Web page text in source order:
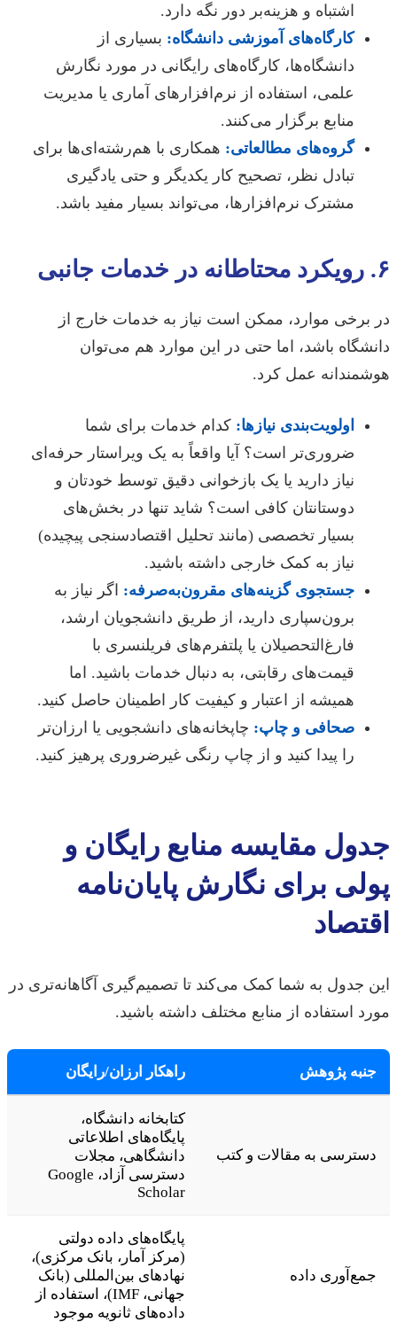
اشتباه و هزینه‌بر دور نگه دارد.
کارگاه‌های آموزشی دانشگاه: بسیاری از
دانشگاه‌ها، کارگاه‌های رایگانی در مورد نگارش
علمی، استفاده از نرم‌افزارهای آماری یا مدیریت
منابع برگزار می‌کنند.
گروه‌های مطالعاتی: همکاری با هم‌رشته‌ای‌ها برای
تبادل نظر، تصحیح کار یکدیگر و حتی یادگیری
مشترک نرم‌افزارها، می‌تواند بسیار مفید باشد.
۶. رویکرد محتاطانه در خدمات جانبی
در برخی موارد، ممکن است نیاز به خدمات خارج از
دانشگاه باشد، اما حتی در این موارد هم می‌توان
هوشمندانه عمل کرد.
اولویت‌بندی نیازها: کدام خدمات برای شما
ضروری‌تر است؟ آیا واقعاً به یک ویراستار حرفه‌ای
نیاز دارید یا یک بازخوانی دقیق توسط خودتان و
دوستانتان کافی است؟ شاید تنها در بخش‌های
بسیار تخصصی (مانند تحلیل اقتصادسنجی پیچیده)
نیاز به کمک خارجی داشته باشید.
جستجوی گزینه‌های مقرون‌به‌صرفه: اگر نیاز به
برون‌سپاری دارید، از طریق دانشجویان ارشد،
فارغ‌التحصیلان یا پلتفرم‌های فریلنسری با
قیمت‌های رقابتی، به دنبال خدمات باشید. اما
همیشه از اعتبار و کیفیت کار اطمینان حاصل کنید.
صحافی و چاپ: چاپخانه‌های دانشجویی یا ارزان‌تر
را پیدا کنید و از چاپ رنگی غیرضروری پرهیز کنید.
جدول مقایسه منابع رایگان و
پولی برای نگارش پایان‌نامه
اقتصاد
این جدول به شما کمک می‌کند تا تصمیم‌گیری آگاهانه‌تری در
مورد استفاده از منابع مختلف داشته باشید.
جنبه پژوهش راهکار ارزان/رایگان
دسترسی به مقالات و کتب
کتابخانه دانشگاه،
پایگاه‌های اطلاعاتی
دانشگاهی، مجلات
دسترسی آزاد، Google
Scholar
جمع‌آوری داده
پایگاه‌های داده دولتی
(مرکز آمار، بانک مرکزی)،
نهادهای بین‌المللی (بانک
جهانی، IMF)، استفاده از
داده‌های ثانویه موجود